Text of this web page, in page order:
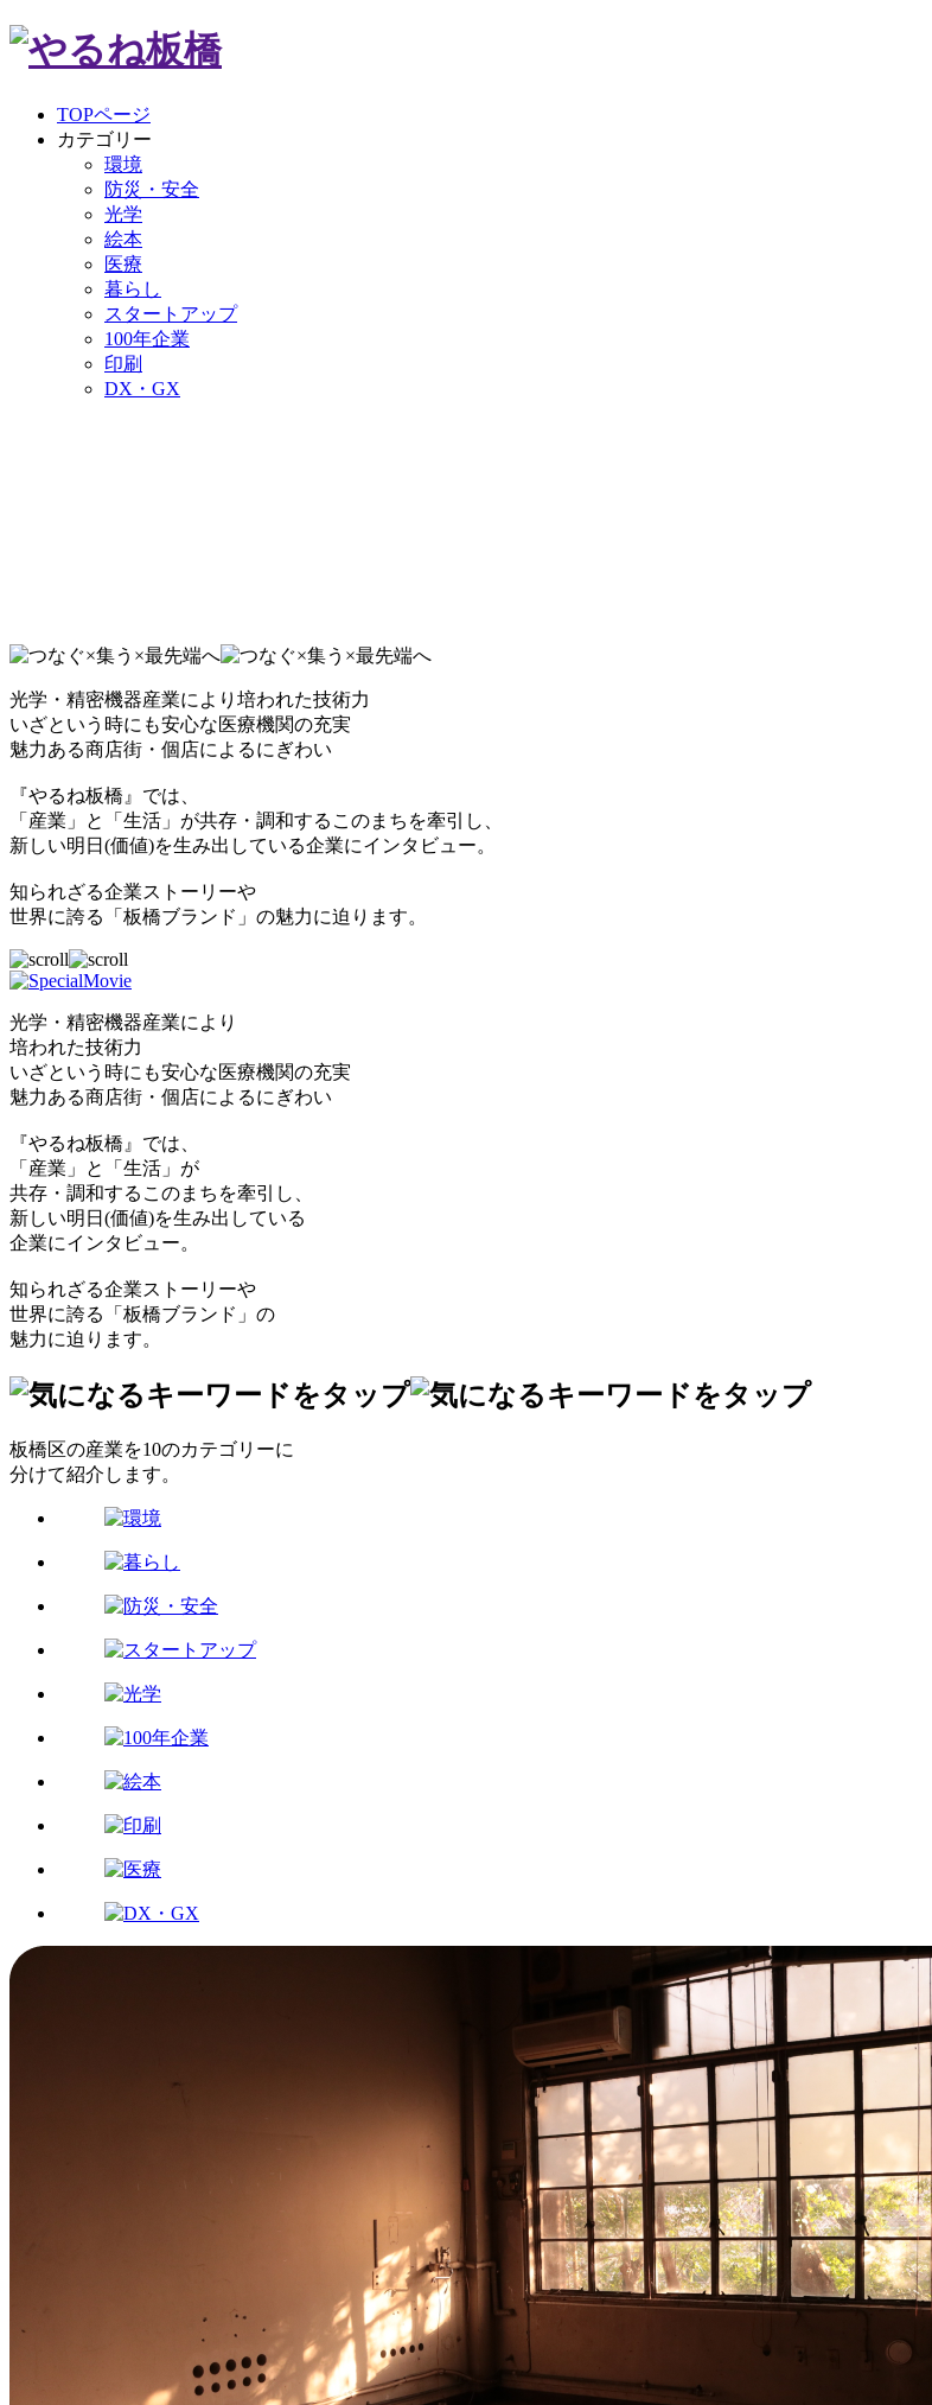
TOPページ
カテゴリー
環境
防災・安全
光学
絵本
医療
暮らし
スタートアップ
100年企業
印刷
DX・GX
光学・精密機器産業により培われた技術力
いざという時にも安心な医療機関の充実
魅力ある商店街・個店によるにぎわい
『やるね板橋』では、
「産業」と「生活」が共存・調和するこのまちを牽引し、
新しい明日(価値)を生み出している企業にインタビュー。
知られざる企業ストーリーや
世界に誇る「板橋ブランド」の魅力に迫ります。
光学・精密機器産業により
培われた技術力
いざという時にも安心な医療機関の充実
魅力ある商店街・個店によるにぎわい
『やるね板橋』では、
「産業」と「生活」が
共存・調和するこのまちを牽引し、
新しい明日(価値)を生み出している
企業にインタビュー。
知られざる企業ストーリーや
世界に誇る「板橋ブランド」の
魅力に迫ります。
板橋区の産業を10のカテゴリーに
分けて紹介します。